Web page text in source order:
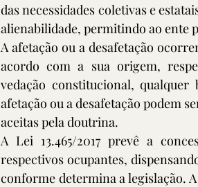
das necessidades coletivas e
alienabilidade, permitindo ao ente
A afetação ou a desafetação
acordo com a sua origem,
vedação constitucional,
afetação ou a desafetação podem
aceitas pela doutrina.
A Lei 13.465/2017 prevê a
respectivos ocupantes,
conforme determina a legislação.